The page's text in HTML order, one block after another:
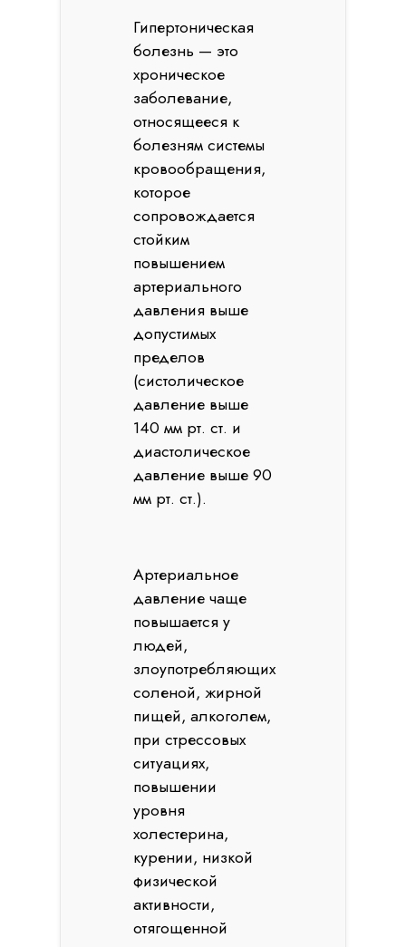
Гипертоническая
болезнь — это
хроническое
заболевание,
относящееся к
болезням системы
кровообращения,
которое
сопровождается
стойким
повышением
артериального
давления выше
допустимых
пределов
(систолическое
давление выше
140 мм рт. ст. и
диастолическое
давление выше 90
мм рт. ст.).
Артериальное
давление чаще
повышается у
людей,
злоупотребляющих
соленой, жирной
пищей, алкоголем,
при стрессовых
ситуациях,
повышении
уровня
холестерина,
курении, низкой
физической
активности,
отягощенной